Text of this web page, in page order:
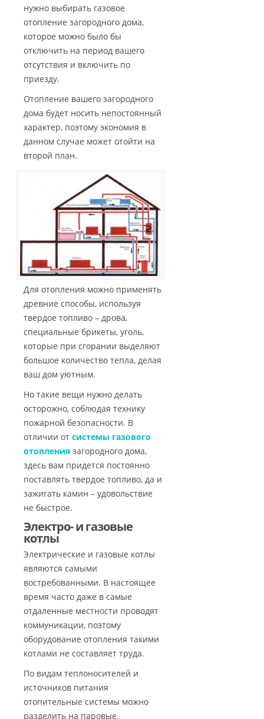
нужно выбирать газовое
отопление загородного дома,
которое можно было бы
отключить на период вашего
отсутствия и включить по
приезду.
Отопление вашего загородного
дома будет носить непостоянный
характер, поэтому экономия в
данном случае может отойти на
второй план.
Для отопления можно применять
древние способы, используя
твердое топливо – дрова,
специальные брикеты, уголь,
которые при сгорании выделяют
большое количество тепла, делая
ваш дом уютным.
Но такие вещи нужно делать
осторожно, соблюдая технику
пожарной безопасности. В
отличии от системы газового
отопления загородного дома,
здесь вам придется постоянно
поставлять твердое топливо, да и
зажигать камин – удовольствие
не быстрое.
Электро- и газовые
котлы
Электрические и газовые котлы
являются самыми
востребованными. В настоящее
время часто даже в самые
отдаленные местности проводят
коммуникации, поэтому
оборудование отопления такими
котлами не составляет труда.
По видам теплоносителей и
источников питания
отопительные системы можно
разделить на паровые,